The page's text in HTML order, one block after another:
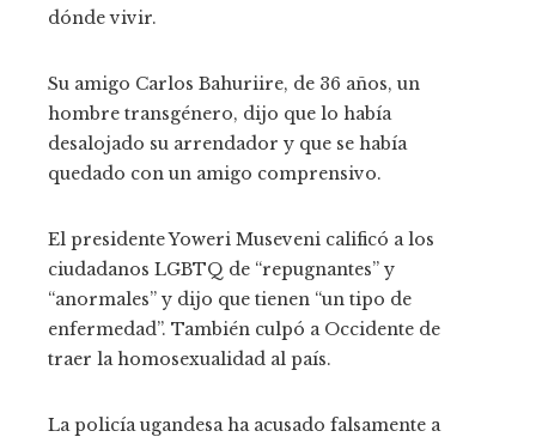
dónde vivir.
Su amigo Carlos Bahuriire, de 36 años, un
hombre transgénero, dijo que lo había
desalojado su arrendador y que se había
quedado con un amigo comprensivo.
El presidente Yoweri Museveni calificó a los
ciudadanos LGBTQ de “repugnantes” y
“anormales” y dijo que tienen “un tipo de
enfermedad”. También culpó a Occidente de
traer la homosexualidad al país.
La policía ugandesa ha acusado falsamente a